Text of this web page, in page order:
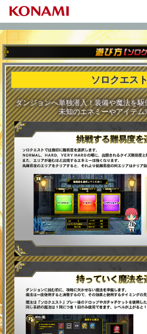
ソロクエス
ダンジョンへ単独潜入！装備や魔法を
未知のエネミーやアイテ